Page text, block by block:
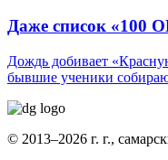
Даже список «100
Дождь добивает
бывшие ученики
© 2013–2026 г. г.,